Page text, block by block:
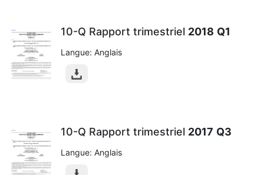
10-Q Rapport trimestriel 2018 Q1
Langue: Anglais
10-Q Rapport trimestriel 2017 Q3
Langue: Anglais